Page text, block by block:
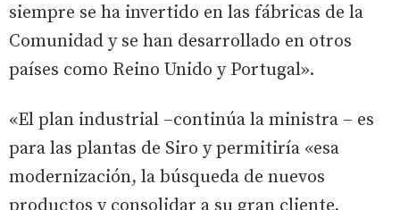
siempre se ha invertido en las fábricas de la
Comunidad y se han desarrollado en otros
países como Reino Unido y Portugal».
«El plan industrial –continúa la ministra – es
para las plantas de Siro y permitiría «esa
modernización, la búsqueda de nuevos